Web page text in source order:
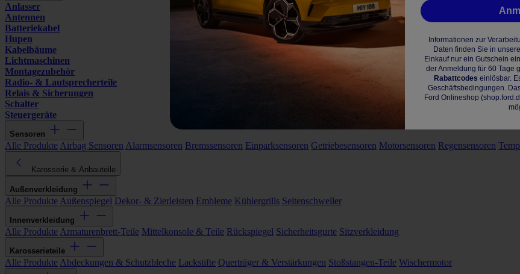
Anlasser
Antennen
Batteriekabel
Hupen
Kabelbäume
Lichtmaschinen
Montagezubehör
Radio- & Lautsprecherteile
Relais & Sicherungen
Schalter
Steuergeräte
Sensoren
Alle Produkte Airbag Sensoren Alarmsensoren Bremssensoren Einparksensoren Getriebesensoren Motorsensoren Regensensoren
Karosserie & Anbauteile
Außenverkleidung
Alle Produkte Außenspiegel Dekor- & Zierleisten Embleme Kühlergrills Seitenschweller
Innenverkleidung
Alle Produkte Armaturenbrett-Teile Mittelkonsole & Teile Rückspiegel Sicherheitsgurte Sitzverkleidung
Karosserieteile
Alle Produkte Abdeckungen & Schutzbleche Lackstifte Querträger & Verstärkungen Stoßstangen-Teile Wischermotor
Informationen zur
Daten finden Sie in
Einkauf nur ein Gutschein
der Anmeldung für 60 Tage
Rabattcodes einlösbar.
Geschäftsbedingungen.
Ford Onlineshop